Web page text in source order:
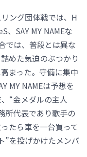
ング団体戦では、H
SAY MY NAMEな
では、普段とは異な
めた気迫のぶつかり
まった。守備に集中
MY NAMEは予想を
“金メダルの主人
所代表であり歌手の
たら車を一台買って
”を投げかけたメンバ